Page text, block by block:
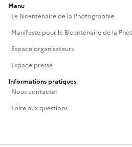
Menu
Le Bicentenaire de la Photographie
Manifeste pour le Bicentenaire de la
Espace organisateurs
Espace presse
Informations pratiques
Nous contacter
Foire aux questions